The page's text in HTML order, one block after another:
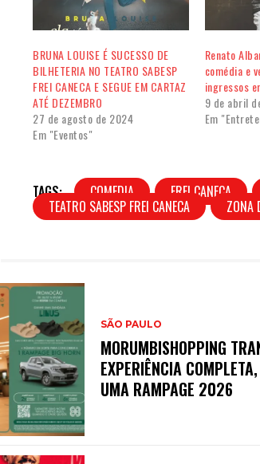
BRUNA LOUISE É SUCESSO DE
BILHETERIA NO TEATRO SABESP
FREI CANECA E SEGUE EM CARTAZ
ATÉ DEZEMBRO
27 de agosto de 2024
Em "Eventos"
Renato
comédia e
ingressos
9 de abril
Em
TAGS: COMEDIA FREI CANECA
TEATRO SABESP FREI CANECA ZONA
SÃO PAULO
MORUMBISHOPPING
EXPERIÊNCIA
UMA RAMPAGE 2026